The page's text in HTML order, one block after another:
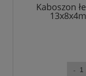
Kaboszon